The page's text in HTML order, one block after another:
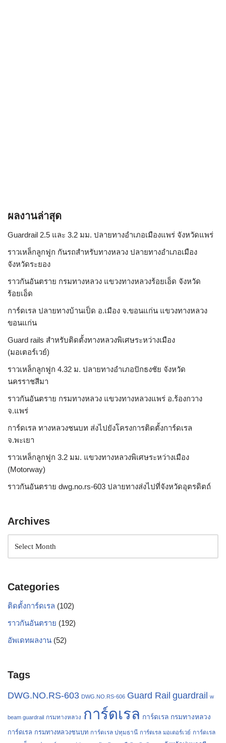
ผลงานล่าสุด
Guardrail 2.5 และ 3.2 มม. ปลายทางอำเภอเมืองแพร่ จังหวัดแพร่
ราวเหล็กลูกฟูก กันรถสําหรับทางหลวง ปลายทางอำเภอเมือง
จังหวัดระยอง
ราวกันอันตราย กรมทางหลวง แขวงทางหลวงร้อยเอ็ด จังหวัด
ร้อยเอ็ด
การ์ดเรล ปลายทางบ้านเป็ด อ.เมือง จ.ขอนแก่น แขวงทางหลวง
ขอนแก่น
Guard rails สำหรับติดตั้งทางหลวงพิเศษระหว่างเมือง
(มอเตอร์เวย์)
ราวเหล็กลูกฟูก 4.32 ม. ปลายทางอำเภอปักธงชัย จังหวัด
นครราชสีมา
ราวกันอันตราย กรมทางหลวง แขวงทางหลวงแพร่ อ.ร้องกวาง
จ.แพร่
การ์ดเรล ทางหลวงชนบท ส่งไปยังโครงการติดตั้งการ์ดเรล
จ.พะเยา
ราวเหล็กลูกฟูก 3.2 มม. แขวงทางหลวงพิเศษระหว่างเมือง
(Motorway)
ราวกันอันตราย dwg.no.rs-603 ปลายทางส่งไปที่จังหวัดอุตรดิตถ์
Archives
Categories
ติดตั้งการ์ดเรล (102)
ราวกันอันตราย (192)
อัพเดทผลงาน (52)
Tags
DWG.NO.RS-603 DWG.NO.RS-606 Guard Rail guardrail w
beam guardrail กรมทางหลวง การ์ดเรล การ์ดเรล กรมทางหลวง
การ์ดเรล กรมทางหลวงชนบท การ์ดเรล ปทุมธานี การ์ดเรล มอเตอร์เวย์ การ์ดเรล